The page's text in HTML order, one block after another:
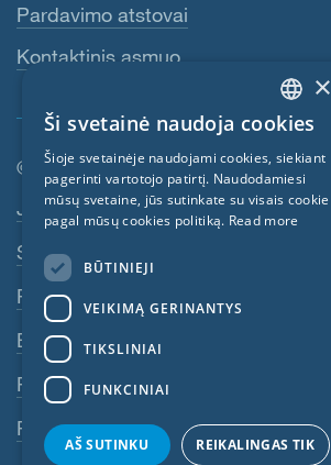
Pardavimo atstovai
Kontaktinis asmuo
© SIGA 2026
Poraštės navigacija
Jobs
Susisiekite su SIGA
Privatumo politika
BST
Rekvizitai
Pranešimų sistema
ENGLISH
GERMAN
FRENCH
POLISH
×
Ši svetainė naudoja cookies
Šioje svetainėje naudojami cookies, siekiant
pagerinti vartotojo patirtį. Naudodamiesi
mūsų svetaine, jūs sutinkate su visais cookie
pagal mūsų cookies politiką. Read more
BŪTINIEJI
VEIKIMĄ GERINANTYS
TIKSLINIAI
FUNKCINIAI
AŠ SUTINKU REIKALINGAS TIK